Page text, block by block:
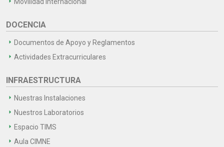
DOCENCIA
Documentos de Apoyo y Reglamentos
Actividades Extracurriculares
INFRAESTRUCTURA
Nuestras Instalaciones
Nuestros Laboratorios
Espacio TIMS
Aula CIMNE